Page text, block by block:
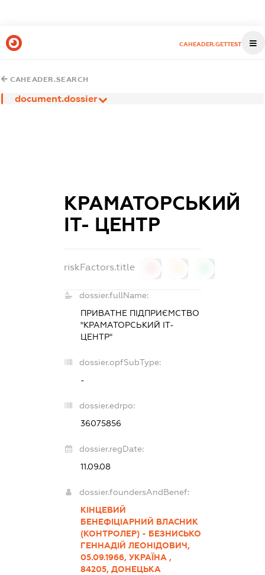
CAHEADER.GETTEST
CAHEADER.SEARCH
document.dossier
КРАМАТОРСЬКИЙ
ІТ- ЦЕНТР
riskFactors.title
dossier.fullName:
ПРИВАТНЕ ПІДПРИЄМСТВО
"КРАМАТОРСЬКИЙ ІТ-
ЦЕНТР"
dossier.opfSubType:
-
dossier.edrpo:
36075856
dossier.regDate:
11.09.08
dossier.foundersAndBenef:
КІНЦЕВИЙ
БЕНЕФІЦІАРНИЙ ВЛАСНИК
(КОНТРОЛЕР) - БЕЗНИСЬКО
ГЕННАДІЙ ЛЕОНІДОВИЧ,
05.09.1966, УКРАЇНА ,
84205, ДОНЕЦЬКА